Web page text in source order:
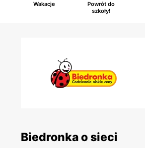
Wakacje
Powrót do
szkoły!
Biedronka o sieci